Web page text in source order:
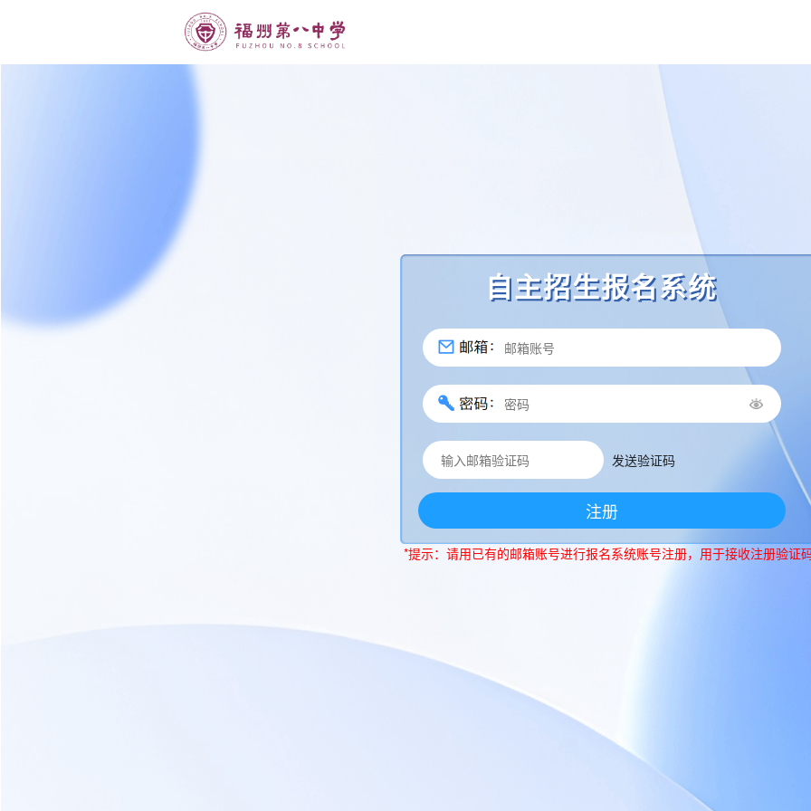
自主招生报名系统
发送验证码
注册
*提示：请用已有的邮箱账号进行报名系统账号注册，用于接收注册验证